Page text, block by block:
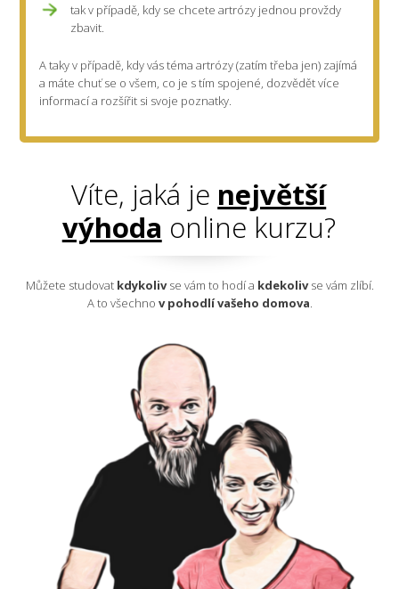
tak v případě, kdy se chcete artrózy jednou provždy
zbavit.
A taky v případě, kdy vás téma artrózy (zatím třeba jen) zajímá
a máte chuť se o všem, co je s tím spojené, dozvědět více
informací a rozšířit si svoje poznatky.
Víte, jaká je největší
výhoda online kurzu?
Můžete studovat kdykolivse vám to hodí a kdekolivse vám zlíbí.
A to všechno v pohodlí vašeho domova.